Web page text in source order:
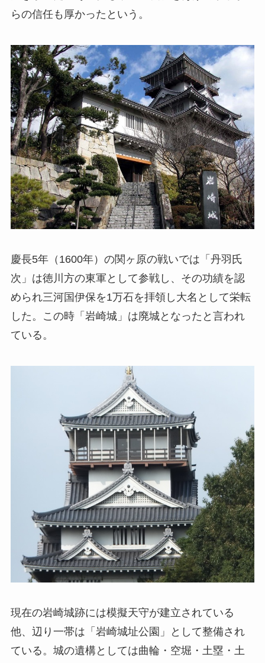
らの信任も厚かったという。
慶長5年（1600年）の関ヶ原の戦いでは「丹羽氏
次」は徳川方の東軍として参戦し、その功績を認
められ三河国伊保を1万石を拝領し大名として栄転
した。この時「岩崎城」は廃城となったと言われ
ている。
現在の岩崎城跡には模擬天守が建立されている
他、辺り一帯は「岩崎城址公園」として整備され
ている。城の遺構としては曲輪・空堀・土塁・土